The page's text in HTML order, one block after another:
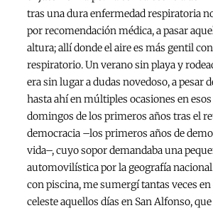
tras una dura enfermedad respiratoria
por recomendación médica, a pasar
altura; allí donde el aire es más gentil
respiratorio. Un verano sin playa y
era sin lugar a dudas novedoso, a pesar
hasta ahí en múltiples ocasiones en
domingos de los primeros años tras el
democracia –los primeros años de
vida–, cuyo sopor demandaba una
automovilística por la geografía
con piscina, me sumergí tantas veces
celeste aquellos días en San Alfonso,